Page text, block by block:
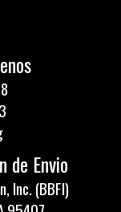
de Envio
Inc. (BBFI)